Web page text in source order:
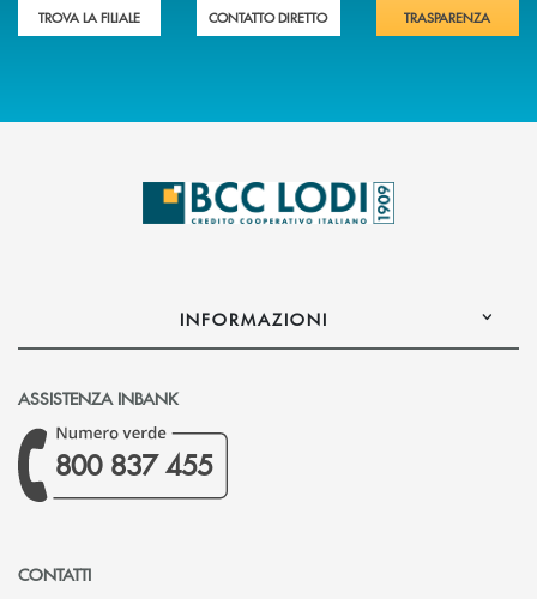
TROVA LA FILIALE CONTATTO DIRETTO TRASPARENZA
INFORMAZIONI
ASSISTENZA INBANK
800 837 455
CONTATTI